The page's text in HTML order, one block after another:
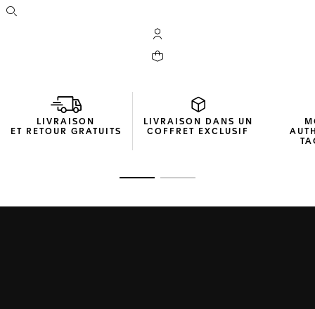
Ouvrir la barre de recherche
Compte My TAG Heuer
Votre panier contient 0 produit(s)
LIVRAISON
ET RETOUR GRATUITS
LIVRAISON DANS UN
COFFRET EXCLUSIF